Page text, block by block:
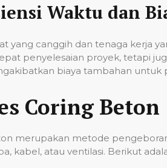
Waktu dan
yang canggih dan tenaga kerja
penyelesaian proyek, tetapi
biaya tambahan untuk
Coring Beton
merupakan metode
kabel, atau ventilasi. Berikut